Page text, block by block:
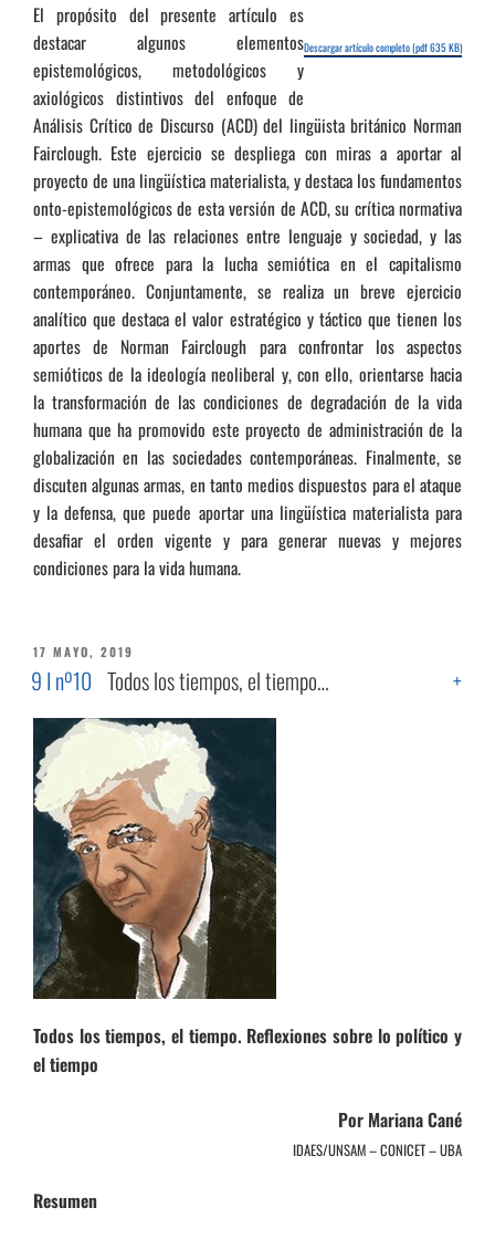
Descargar artículo completo (pdf 635 KB)
El propósito del presente artículo es
destacar algunos elementos
epistemológicos, metodológicos y
axiológicos distintivos del enfoque de
Análisis Crítico de Discurso (ACD) del lingüista británico Norman
Fairclough. Este ejercicio se despliega con miras a aportar al
proyecto de una lingüística materialista, y destaca los fundamentos
onto-epistemológicos de esta versión de ACD, su crítica normativa
– explicativa de las relaciones entre lenguaje y sociedad, y las
armas que ofrece para la lucha semiótica en el capitalismo
contemporáneo. Conjuntamente, se realiza un breve ejercicio
analítico que destaca el valor estratégico y táctico que tienen los
aportes de Norman Fairclough para confrontar los aspectos
semióticos de la ideología neoliberal y, con ello, orientarse hacia
la transformación de las condiciones de degradación de la vida
humana que ha promovido este proyecto de administración de la
globalización en las sociedades contemporáneas. Finalmente, se
discuten algunas armas, en tanto medios dispuestos para el ataque
y la defensa, que puede aportar una lingüística materialista para
desafiar el orden vigente y para generar nuevas y mejores
condiciones para la vida humana.
PUBLICADO
EL
17 MAYO, 2019
9 I nº10 Todos los tiempos, el tiempo… +
Todos los tiempos, el tiempo. Reflexiones sobre lo político y
el tiempo
Por Mariana Cané
IDAES/UNSAM – CONICET – UBA
Resumen